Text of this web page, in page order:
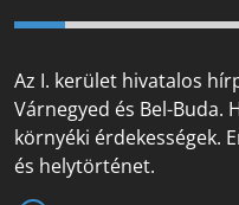
Az I. kerület hivatalos
Várnegyed és Bel-Buda.
környéki érdekességek.
és helytörténet.